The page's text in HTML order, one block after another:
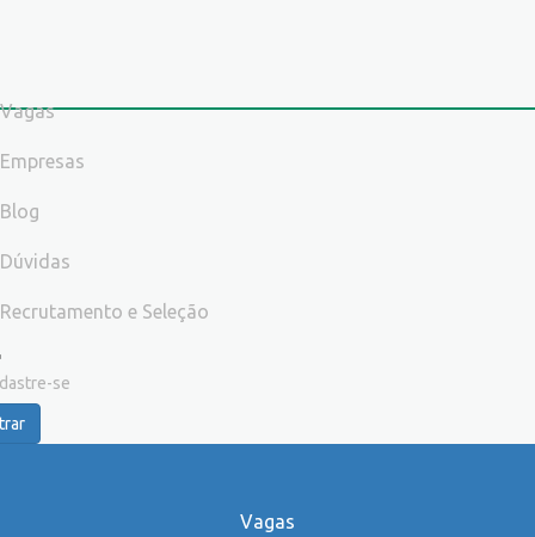
Vagas
Empresas
Blog
Dúvidas
Recrutamento e Seleção
se
Vagas